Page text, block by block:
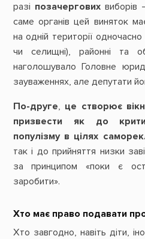
разі позачерговихвиборів
саме органів цей виняток
на одній території одночасно
чи селищні), районні та
наголошувало Головне
зауваженнях, але депутати
По-друге, це створює
призвести як до
популізму в цілях
так і до прийняття низки
за принципом «поки є
заробити».
Хто має право подавати
Хто завгодно, навіть діти,